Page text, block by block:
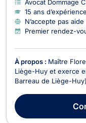
Avocat Dommage
15 ans d’expérience
N’accepte pas
Premier rendez-
À propos : Maître
Liège-Huy et exerce
Barreau de Liège-
(contractuelle et
dommage corporel